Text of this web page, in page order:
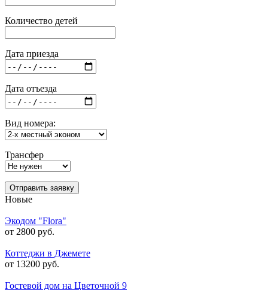
Количество детей
Дата приезда
Дата отъезда
Вид номера:
Трансфер
Отправить заявку
Новые
Экодом "Flora"
от 2800 руб.
Коттеджи в Джемете
от 13200 руб.
Гостевой дом на Цветочной 9